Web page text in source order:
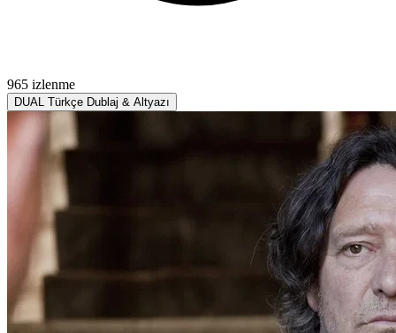
965 izlenme
DUAL Türkçe Dublaj & Altyazı